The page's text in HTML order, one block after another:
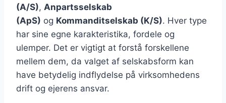
(A/S), Anpartsselskab
(ApS) og Kommanditselskab (K/S). Hver type
har sine egne karakteristika, fordele og
ulemper. Det er vigtigt at forstå forskellene
mellem dem, da valget af selskabsform kan
have betydelig indflydelse på virksomhedens
drift og ejerens ansvar.